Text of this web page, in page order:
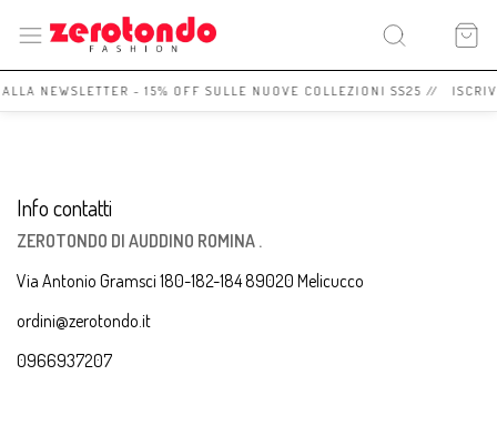
NEWSLETTER - 15% OFF SULLE NUOVE COLLEZIONI SS25 //
Info contatti
ZEROTONDO DI AUDDINO ROMINA .
Via Antonio Gramsci 180-182-184 89020 Melicucco
ordini@zerotondo.it
0966937207